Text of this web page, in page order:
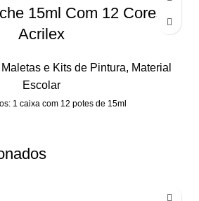
15ml Com 12 Cores –
Acrilex
Maletas e Kits de Pintura, Material
Escolar
1 caixa com 12 potes de 15ml